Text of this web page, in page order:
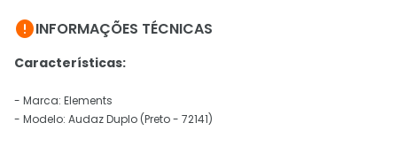
INFORMAÇÕES TÉCNICAS
Características:
- Marca: Elements
- Modelo: Audaz Duplo (Preto - 72141)